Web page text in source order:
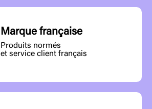
Marque française
Produits normés
et service client français